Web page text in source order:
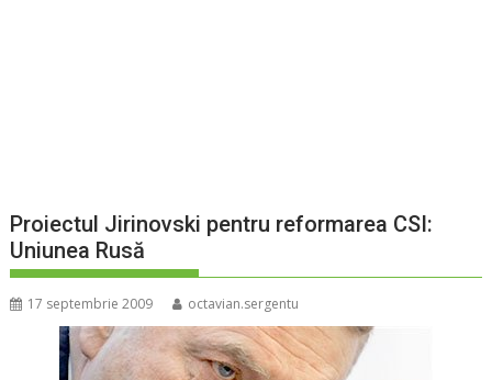
Proiectul Jirinovski pentru reformarea CSI:
Uniunea Rusă
17 septembrie 2009 octavian.sergentu